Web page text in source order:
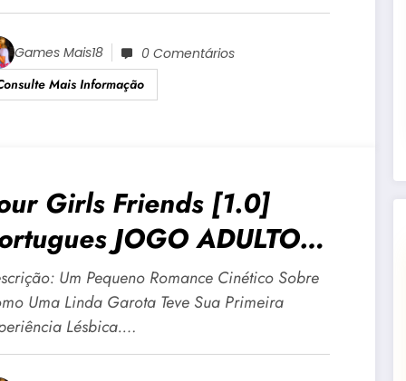
Games Mais18
0 Comentários
Mais Informação
Girls Friends [1.0]
JOGO ADULTO
Para Android E PC
Um Pequeno Romance Cinético Sobre
Uma Linda Garota Teve Sua Primeira
Lésbica.…